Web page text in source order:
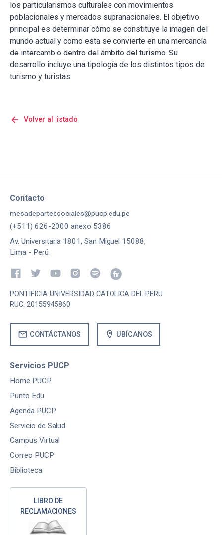
los particularismos culturales con movimientos
poblacionales y mercados supranacionales. El objetivo
principal es determinar cómo se constituye la imagen del
mundo actual y como esta se convierte en una mercancía
de intercambio dentro del ámbito del turismo. Su
desarrollo incluye una tipología de los distintos tipos de
turismo y turistas.
arrow_back Volver al listado
Contacto
mesadepartessociales@pucp.edu.pe
(+511) 626-2000 anexo 5386
Av. Universitaria 1801, San Miguel 15088,
Lima - Perú
PONTIFICIA UNIVERSIDAD CATOLICA DEL PERU
RUC: 20155945860
mail CONTÁCTANOS location_on UBÍCANOS
Servicios PUCP
Home PUCP
Punto Edu
Agenda PUCP
Servicio de Salud
Campus Virtual
Correo PUCP
Biblioteca
LIBRO DE
RECLAMACIONES